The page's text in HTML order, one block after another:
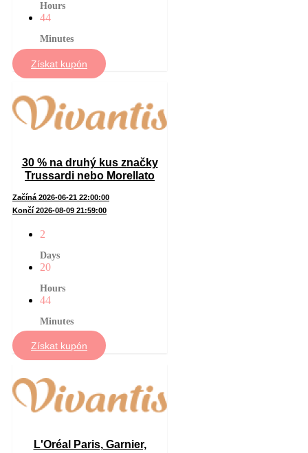
Hours
44
Minutes
Získat kupón
30 % na druhý kus značky
Trussardi nebo Morellato
Začíná 2026-06-21 22:00:00
Končí 2026-08-09 21:59:00
2
Days
20
Hours
44
Minutes
Získat kupón
L'Oréal Paris, Garnier,